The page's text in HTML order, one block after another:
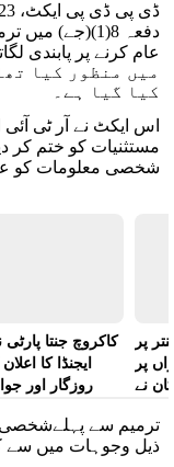
دفعہ 8(1)(جے)
میں منظور کیا
کیا گیا ہے۔
مستثنیات کو ختم کر
شخصی معلومات کو
کاکروچ جنتا
ایجنڈا کا
روزگار اور
پر
پر
نے
ترمیم سے پہلےشخصی
ذیل وجوہات میں سے